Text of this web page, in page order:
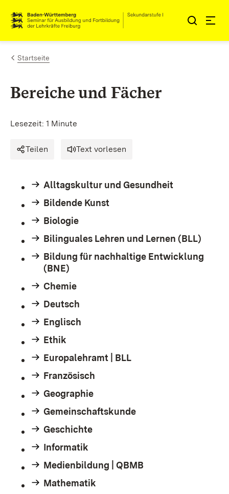
Zum Inhalt springen
Link zur Startseite
Startseite
Bereiche und Fächer
Lesezeit: 1 Minute
Teilen Text vorlesen
Alltagskultur und Gesundheit
Bildende Kunst
Biologie
Bilinguales Lehren und Lernen (BLL)
Bildung für nachhaltige Entwicklung
(BNE)
Chemie
Deutsch
Englisch
Ethik
Europalehramt | BLL
Französisch
Geographie
Gemeinschaftskunde
Geschichte
Informatik
Medienbildung | QBMB
Mathematik